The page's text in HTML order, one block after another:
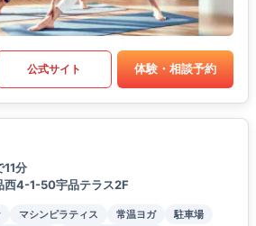
公式サイト 体験・相談予約
11分
西4-1-50宇品テラス2F
マシンピラティス 常温ヨガ
駐車場